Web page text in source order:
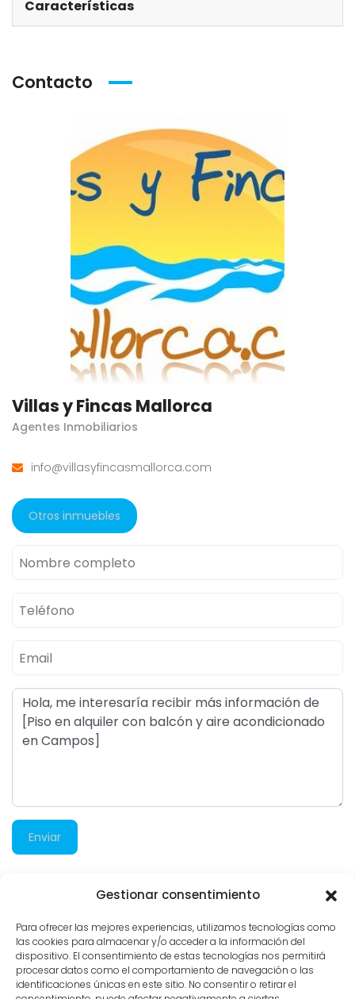
Gestionar consentimiento
Para ofrecer las mejores experiencias, utilizamos tecnologías como
las cookies para almacenar y/o acceder a la información del
dispositivo. El consentimiento de estas tecnologías nos permitirá
procesar datos como el comportamiento de navegación o las
identificaciones únicas en este sitio. No consentir o retirar el
Características
Contacto
Villas y Fincas Mallorca
Agentes Inmobiliarios
info@villasyfincasmallorca.com
Otros inmuebles
Enviar
776 visitas